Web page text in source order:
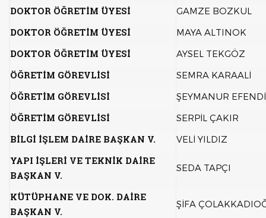
DOKTOR ÖĞRETİM ÜYESİ GAMZE BOZKUL
DOKTOR ÖĞRETİM ÜYESİ MAYA ALTINOK
DOKTOR ÖĞRETİM ÜYESİ AYSEL TEKGÖZ
ÖĞRETİM GÖREVLİSİ SEMRA KARAALİ
ÖĞRETİM GÖREVLİSİ ŞEYMANUR
ÖĞRETİM GÖREVLİSİ SERPİL ÇAKIR
BİLGİ İŞLEM DAİRE BAŞKAN V. VELİ YILDIZ
YAPI İŞLERİ VE TEKNİK DAİRE
BAŞKAN V.
SEDA TAPÇI
KÜTÜPHANE VE DOK. DAİRE
BAŞKAN V.
ŞİFA